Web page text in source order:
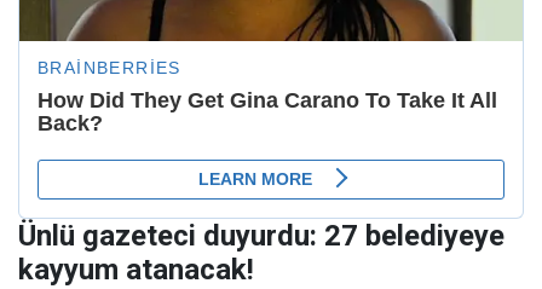
Ünlü gazeteci duyurdu: 27 belediyeye
kayyum atanacak!